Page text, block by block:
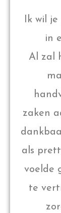
Ik wil
in
Al zal
zaken
als
voelde
te